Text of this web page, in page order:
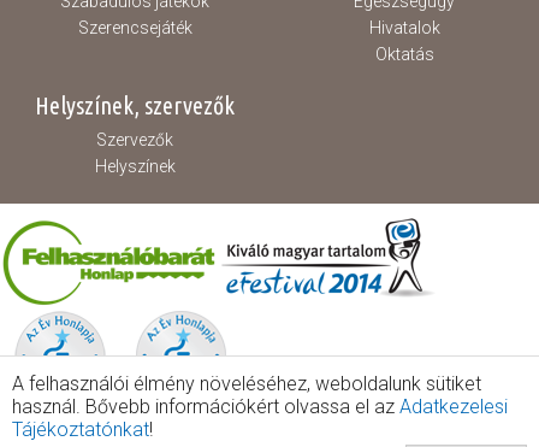
Szerencsejáték
Hivatalok
Oktatás
Helyszínek, szervezők
Szervezők
Helyszínek
A felhasználói élmény növeléséhez, weboldalunk sütiket
használ. Bővebb információkért olvassa el az Adatkezelesi
Tájékoztatónkat!